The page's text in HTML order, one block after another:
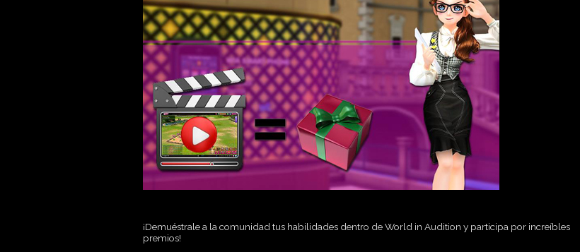
¡Demuéstrale a la comunidad tus habilidades dentro de World in Audition y participa por increíbles
premios!